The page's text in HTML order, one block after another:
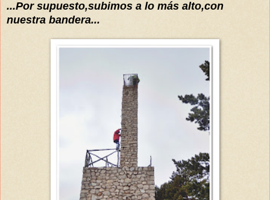
...Por supuesto,subimos a lo más alto,con
nuestra bandera...